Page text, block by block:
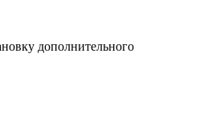
дополнительного